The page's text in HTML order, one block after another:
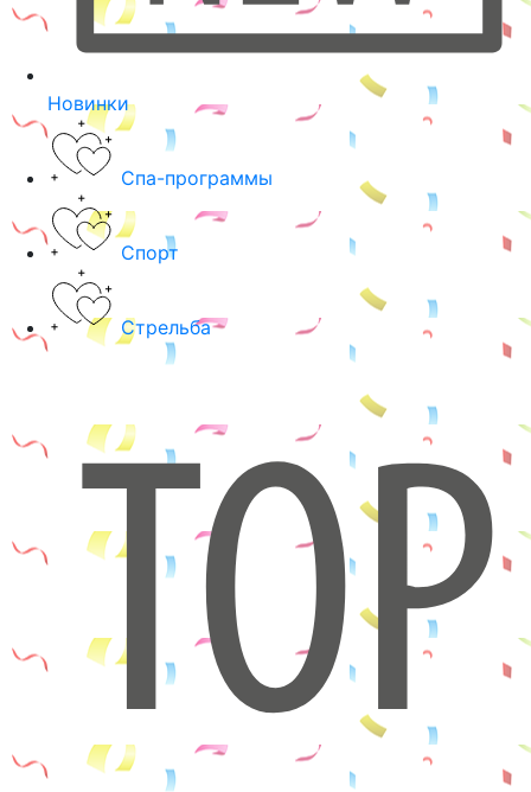
Новинки
Спа-программы
Спорт
Стрельба